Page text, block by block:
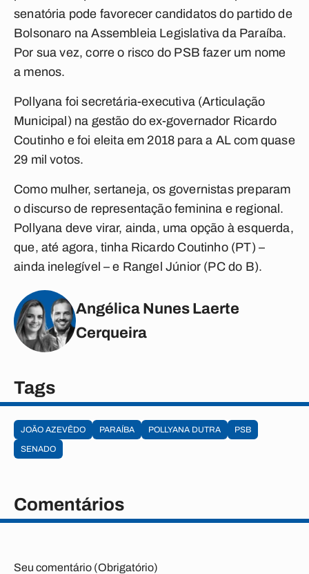
senatória pode favorecer candidatos do partido de
Bolsonaro na Assembleia Legislativa da Paraíba.
Por sua vez, corre o risco do PSB fazer um nome
a menos.
Pollyana foi secretária-executiva (Articulação
Municipal) na gestão do ex-governador Ricardo
Coutinho e foi eleita em 2018 para a AL com quase
29 mil votos.
Como mulher, sertaneja, os governistas preparam
o discurso de representação feminina e regional.
Pollyana deve virar, ainda, uma opção à esquerda,
que, até agora, tinha Ricardo Coutinho (PT) –
ainda inelegível – e Rangel Júnior (PC do B).
Angélica Nunes Laerte
Cerqueira
Tags
JOÃO AZEVÊDO PARAÍBA POLLYANA DUTRA
PSB
SENADO
Comentários
Seu comentário (Obrigatório)